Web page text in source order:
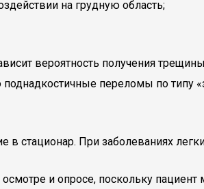
на грудную область;
вероятность получения
поднадкостичные переломы по
При заболеваниях
и опросе, поскольку